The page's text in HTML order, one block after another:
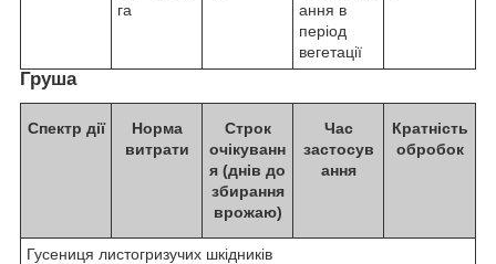
га
ання в
період
вегетації
Груша
Спектр дії
Норма
витрати
Строк
очікуванн
я (днів до
збирання
врожаю)
Час
застосув
ання
Кратність
обробок
Гусениця листогризучих шкідників